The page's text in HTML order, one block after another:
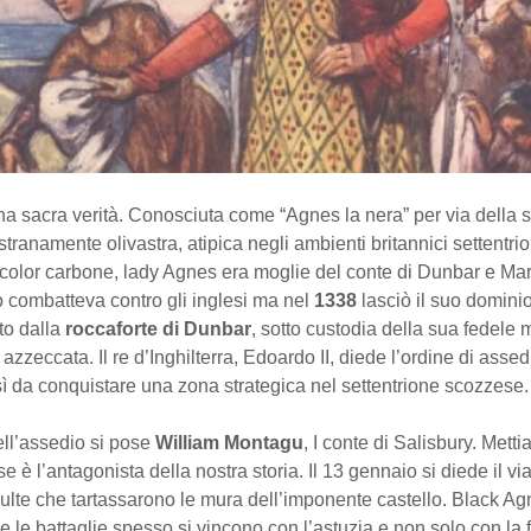
sacra verità. Conosciuta come “Agnes la nera” per via della
olivastra, atipica negli ambienti britannici
carbone, lady Agnes era moglie del conte di Dunbar e
combatteva contro gli inglesi ma nel 1338 lasciò il suo
dalla roccaforte di Dunbar, sotto custodia della sua fedele
Il re d’Inghilterra, Edoardo II, diede l’ordine di
da conquistare una zona strategica nel settentrione scozzese.
si pose William Montagu, I conte di Salisbury.
è l’antagonista della nostra storia. Il 13 gennaio si diede il
che tartassarono le mura dell’imponente castello. Black